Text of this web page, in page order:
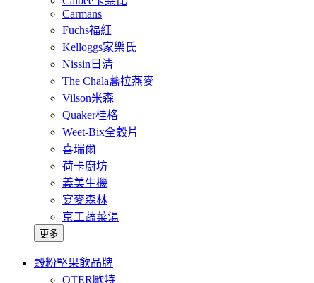
Carmans
Fuchs福紅
Kelloggs家樂氏
Nissin日清
The Chala蕎拉燕麥
Vilson米森
Quaker桂格
Weet-Bix全穀片
喜瑞爾
荷卡廚坊
義美生機
宴麥森林
京工蔬菜湯
更多
穀粉堅果飲品牌
OTER歐特